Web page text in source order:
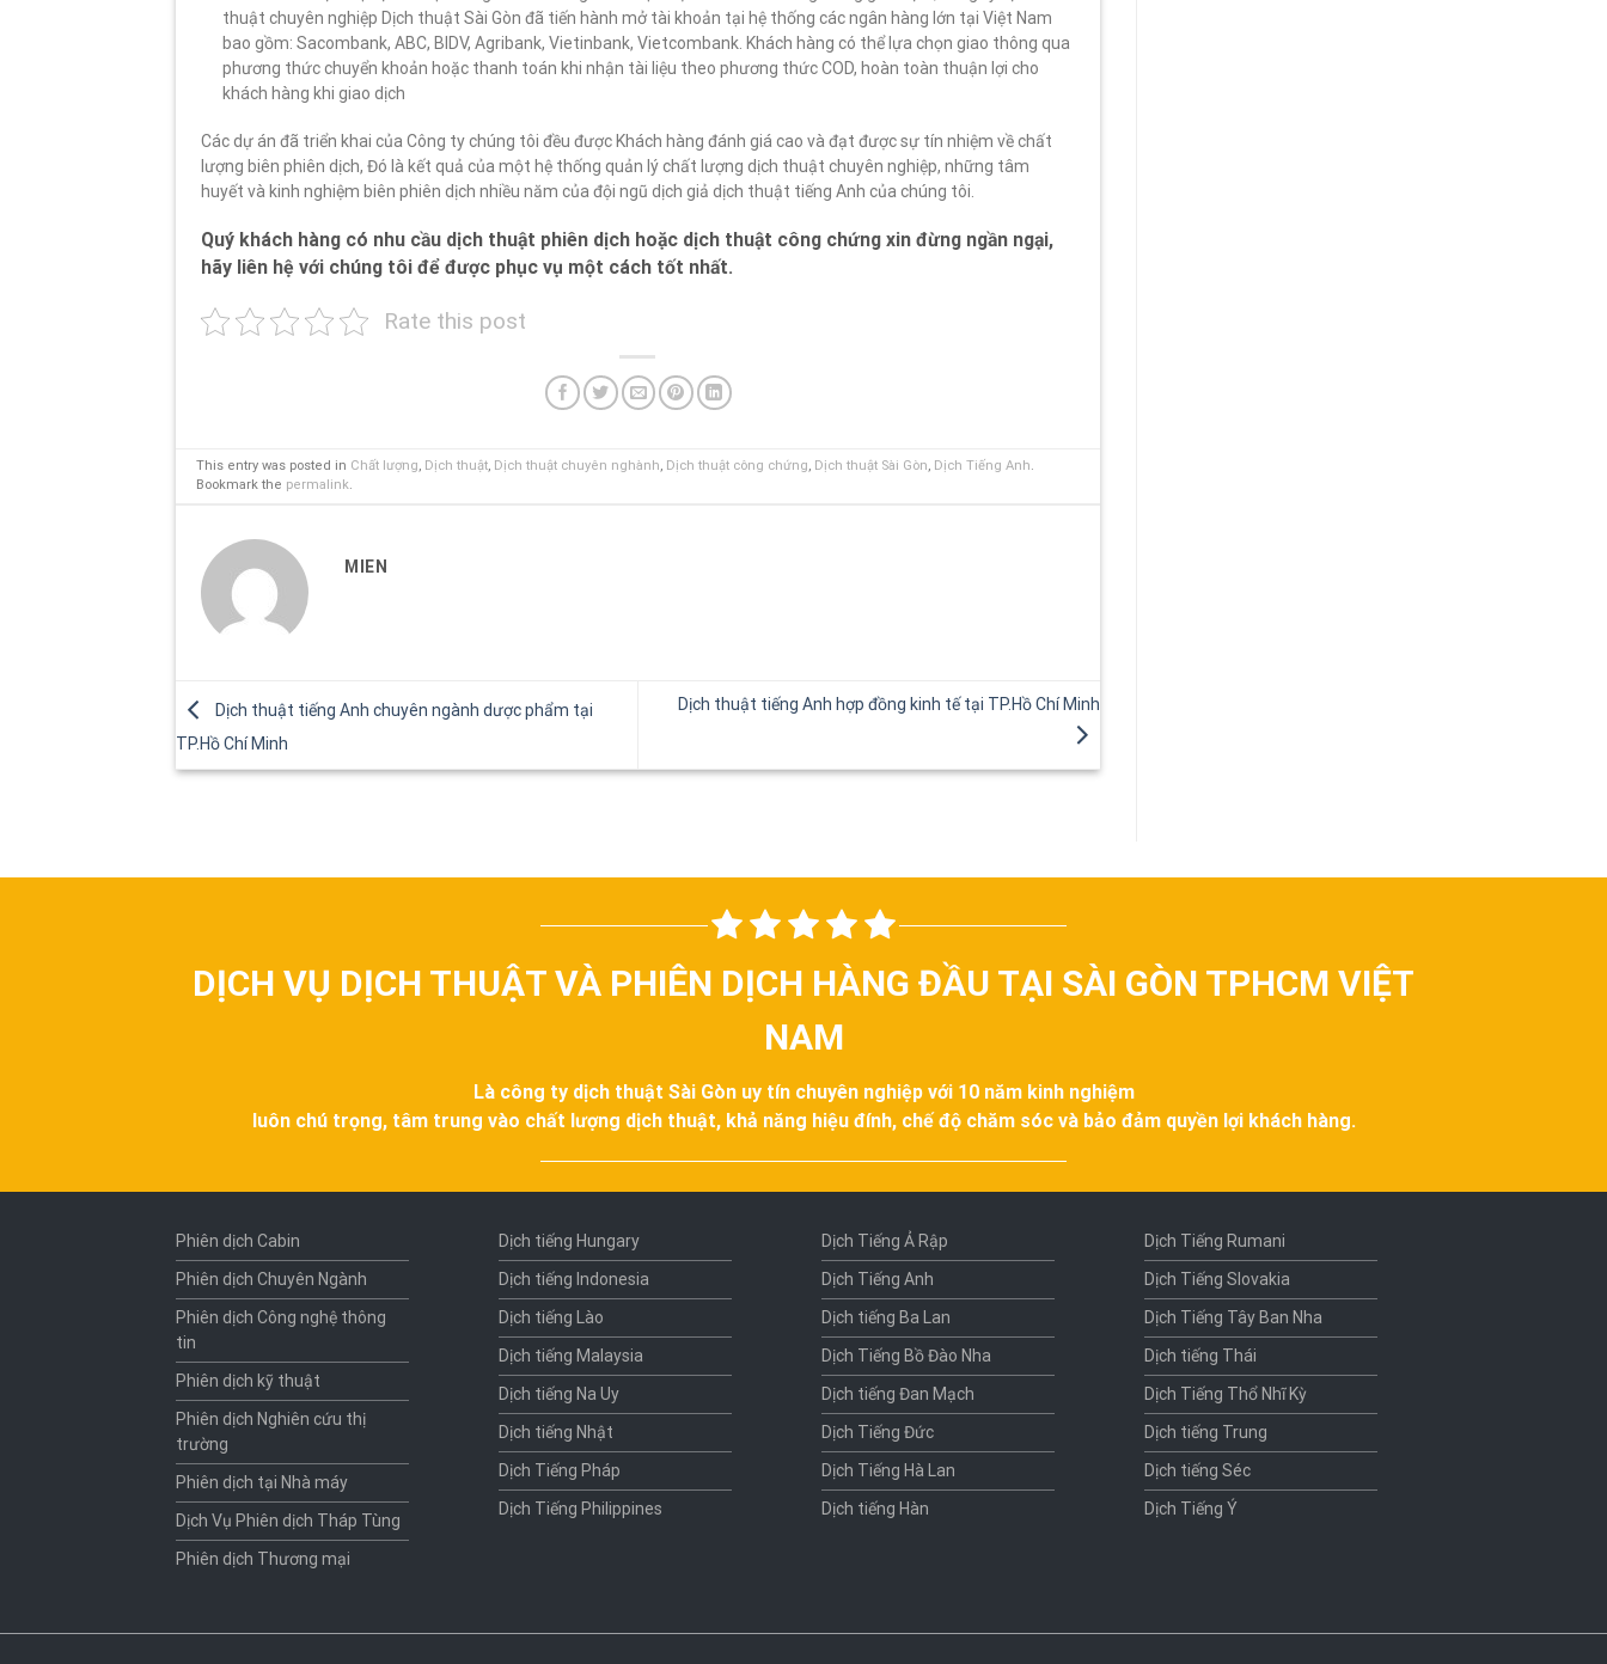
thuật chuyên nghiệp Dịch thuật Sài Gòn đã tiến hành mở tài khoản tại hệ thống các ngân hàng lớn tại Việt Nam
bao gồm: Sacombank, ABC, BIDV, Agribank, Vietinbank, Vietcombank. Khách hàng có thể lựa chọn giao thông qua
phương thức chuyển khoản hoặc thanh toán khi nhận tài liệu theo phương thức COD, hoàn toàn thuận lợi cho
khách hàng khi giao dịch
Các dự án đã triển khai của Công ty chúng tôi đều được Khách hàng đánh giá cao và đạt được sự tín nhiệm về chất
lượng biên phiên dịch, Đó là kết quả của một hệ thống quản lý chất lượng dịch thuật chuyên nghiệp, những tâm
huyết và kinh nghiệm biên phiên dịch nhiều năm của đội ngũ dịch giả dịch thuật tiếng Anh của chúng tôi.
Quý khách hàng có nhu cầu dịch thuật phiên dịch hoặc dịch thuật công chứng xin đừng ngần ngại,
hãy liên hệ với chúng tôi để được phục vụ một cách tốt nhất.
Rate this post
This entry was posted in Chất lượng, Dịch thuật, Dịch thuật chuyên nghành, Dịch thuật công chứng, Dịch thuật Sài Gòn, Dịch Tiếng Anh.
Bookmark the permalink.
MIEN
Dịch thuật tiếng Anh chuyên ngành dược phẩm tại
TP.Hồ Chí Minh
Dịch thuật tiếng Anh hợp đồng kinh tế tại TP.Hồ Chí Minh
DỊCH VỤ DỊCH THUẬT VÀ PHIÊN DỊCH HÀNG ĐẦU TẠI SÀI GÒN TPHCM VIỆT
NAM
Là công ty dịch thuật Sài Gòn uy tín chuyên nghiệp với 10 năm kinh nghiệm
luôn chú trọng, tâm trung vào chất lượng dịch thuật, khả năng hiệu đính, chế độ chăm sóc và bảo đảm quyền lợi khách hàng.
Phiên dịch Cabin
Phiên dịch Chuyên Ngành
Phiên dịch Công nghệ thông
tin
Phiên dịch kỹ thuật
Phiên dịch Nghiên cứu thị
trường
Phiên dịch tại Nhà máy
Dịch Vụ Phiên dịch Tháp Tùng
Phiên dịch Thương mại
Dịch tiếng Hungary
Dịch tiếng Indonesia
Dịch tiếng Lào
Dịch tiếng Malaysia
Dịch tiếng Na Uy
Dịch tiếng Nhật
Dịch Tiếng Pháp
Dịch Tiếng Philippines
Dịch Tiếng Ả Rập
Dịch Tiếng Anh
Dịch tiếng Ba Lan
Dịch Tiếng Bồ Đào Nha
Dịch tiếng Đan Mạch
Dịch Tiếng Đức
Dịch Tiếng Hà Lan
Dịch tiếng Hàn
Dịch Tiếng Rumani
Dịch Tiếng Slovakia
Dịch Tiếng Tây Ban Nha
Dịch tiếng Thái
Dịch Tiếng Thổ Nhĩ Kỳ
Dịch tiếng Trung
Dịch tiếng Séc
Dịch Tiếng Ý